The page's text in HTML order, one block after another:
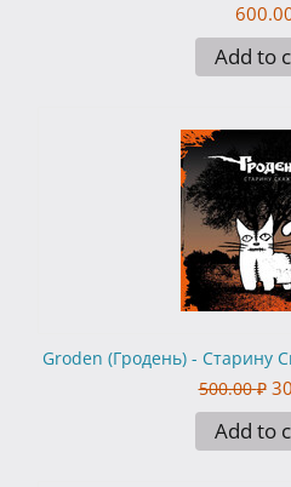
Add to
Groden (Гродень) - Старину
500.00 ₽
Add to